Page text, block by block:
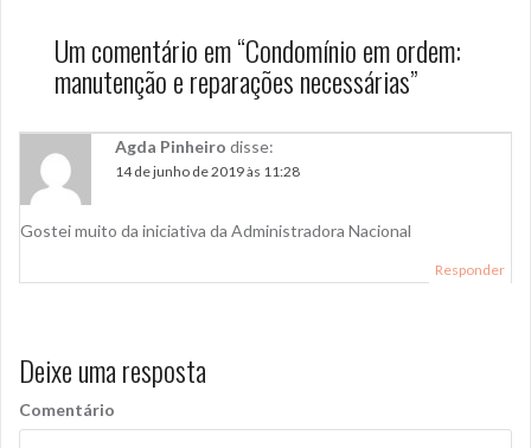
ã
o
d
s
t
Um comentário em “Condomínio em ordem:
manutenção e reparações necessárias”
Agda Pinheiro disse:
14 de junho de 2019 às 11:28
Gostei muito da iniciativa da Administradora Nacional
Responder
Deixe uma resposta
Comentário